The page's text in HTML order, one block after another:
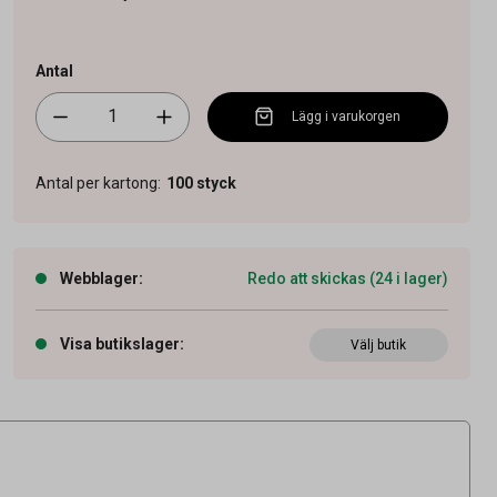
Antal
Lägg i varukorgen
Antal per kartong: 100 styck
Webblager: Redo att skickas (24 i lager)
Visa butikslager: Välj butik